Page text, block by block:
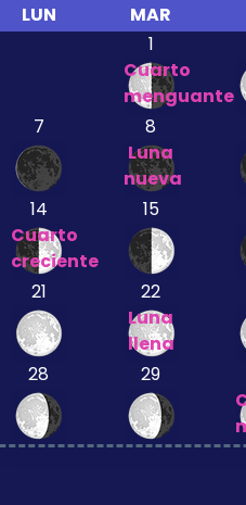
LUN MAR
1
Cuarto
menguante
7
8
Luna
nueva
14
Cuarto
creciente
15
21
22
Luna
llena
28 29